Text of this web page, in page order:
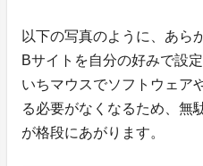
以下の写真のように、あら
Bサイトを自分の好みで設
いちマウスでソフトウェア
る必要がなくなるため、無
が格段にあがります。